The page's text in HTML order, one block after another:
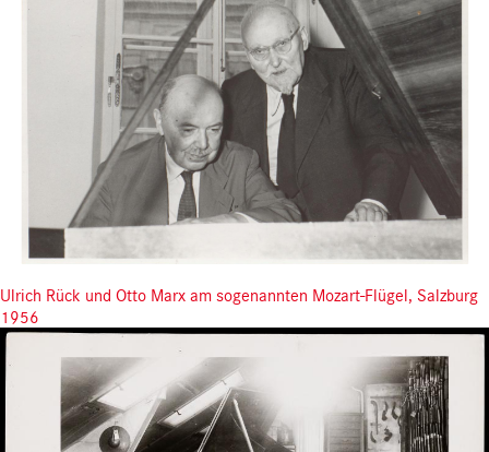
Ulrich Rück und Otto Marx am sogenannten Mozart-Flügel, Salzburg
1956